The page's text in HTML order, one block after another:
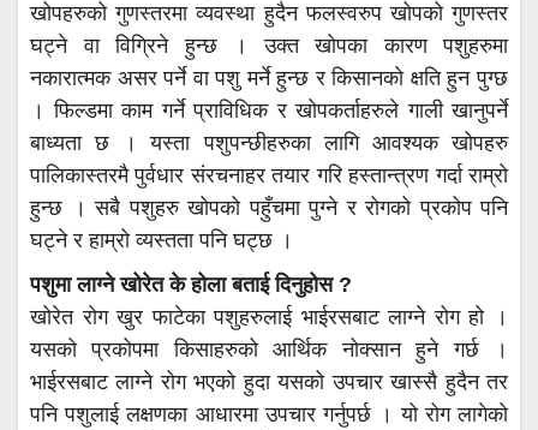
खोपहरुको गुणस्तरमा व्यवस्था हुदैन फलस्वरुप खोपको गुणस्तर
घट्ने वा विग्रिने हुन्छ । उक्त खोपका कारण पशुहरुमा
नकारात्मक असर पर्ने वा पशु मर्ने हुन्छ र किसानको क्षति हुन पुग्छ
। फिल्डमा काम गर्ने प्राविधिक र खोपकर्ताहरुले गाली खानुपर्ने
बाध्यता छ । यस्ता पशुपन्छीहरुका लागि आवश्यक खोपहरु
पालिकास्तरमै पुर्वधार संरचनाहर तयार गरि हस्तान्त्रण गर्दा राम्रो
हुन्छ । सबै पशुहरु खोपको पहुँचमा पुग्ने र रोगको प्रकोप पनि
घट्ने र हाम्रो व्यस्तता पनि घट्छ ।
पशुमा लाग्ने खोरेत के होला बताई दिनुहोस ?
खोरेत रोग खुर फाटेका पशुहरुलाई भाईरसबाट लाग्ने रोग हो ।
यसको प्रकोपमा किसाहरुको आर्थिक नोक्सान हुने गर्छ ।
भाईरसबाट लाग्ने रोग भएको हुदा यसको उपचार खास्सै हुदैन तर
पनि पशुलाई लक्षणका आधारमा उपचार गर्नुपर्छ । यो रोग लागेको